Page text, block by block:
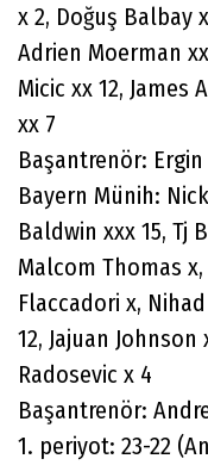
x 2, Doğuş Balbay
Adrien Moerman
Micic xx 12, James
xx 7
Başantrenör:
Bayern Münih:
Baldwin xxx 15, Tj
Malcom Thomas
Flaccadori x,
12, Jajuan Johnson
Radosevic x 4
Başantrenör:
1. periyot: 23-22